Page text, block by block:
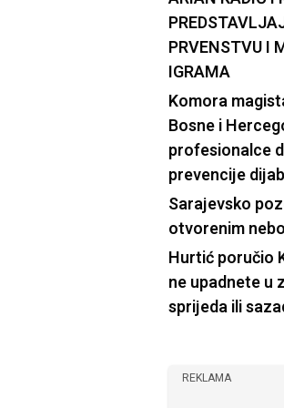
PRVENSTVU I
IGRAMA
Komora
Bosne i
profesionalce
prevencije
Sarajevsko
otvorenim
Hurtić poručio
ne upadnete u
sprijeda ili
REKLAMA